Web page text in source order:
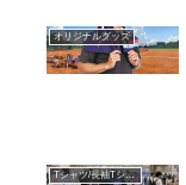
オリジナルグッズ
Tシャツ/長袖Tシャツ